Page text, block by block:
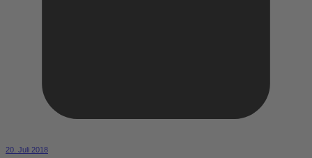
20. Juli 2018